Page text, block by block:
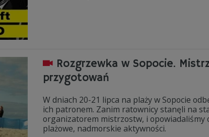
Rozgrzewka w Sopocie.
przygotowań
W dniach 20-21 lipca na plaży w Sopocie
ich patronem. Zanim ratownicy stanęli na
organizatorem mistrzostw, i opowiadaliśmy
plażowe, nadmorskie aktywności.